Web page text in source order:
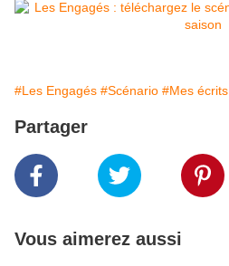
#Les Engagés #Scénario #Mes écrits
Partager
Vous aimerez aussi